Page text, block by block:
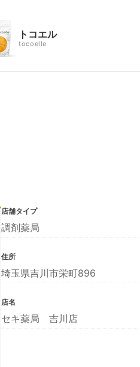
トコエル
tocoelle
店舗タイプ
調剤薬局
住所
埼玉県吉川市栄町896
店名
セキ薬局 吉川店